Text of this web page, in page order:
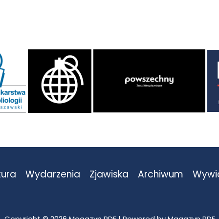
Wydarzenia Zjawiska Archiwum